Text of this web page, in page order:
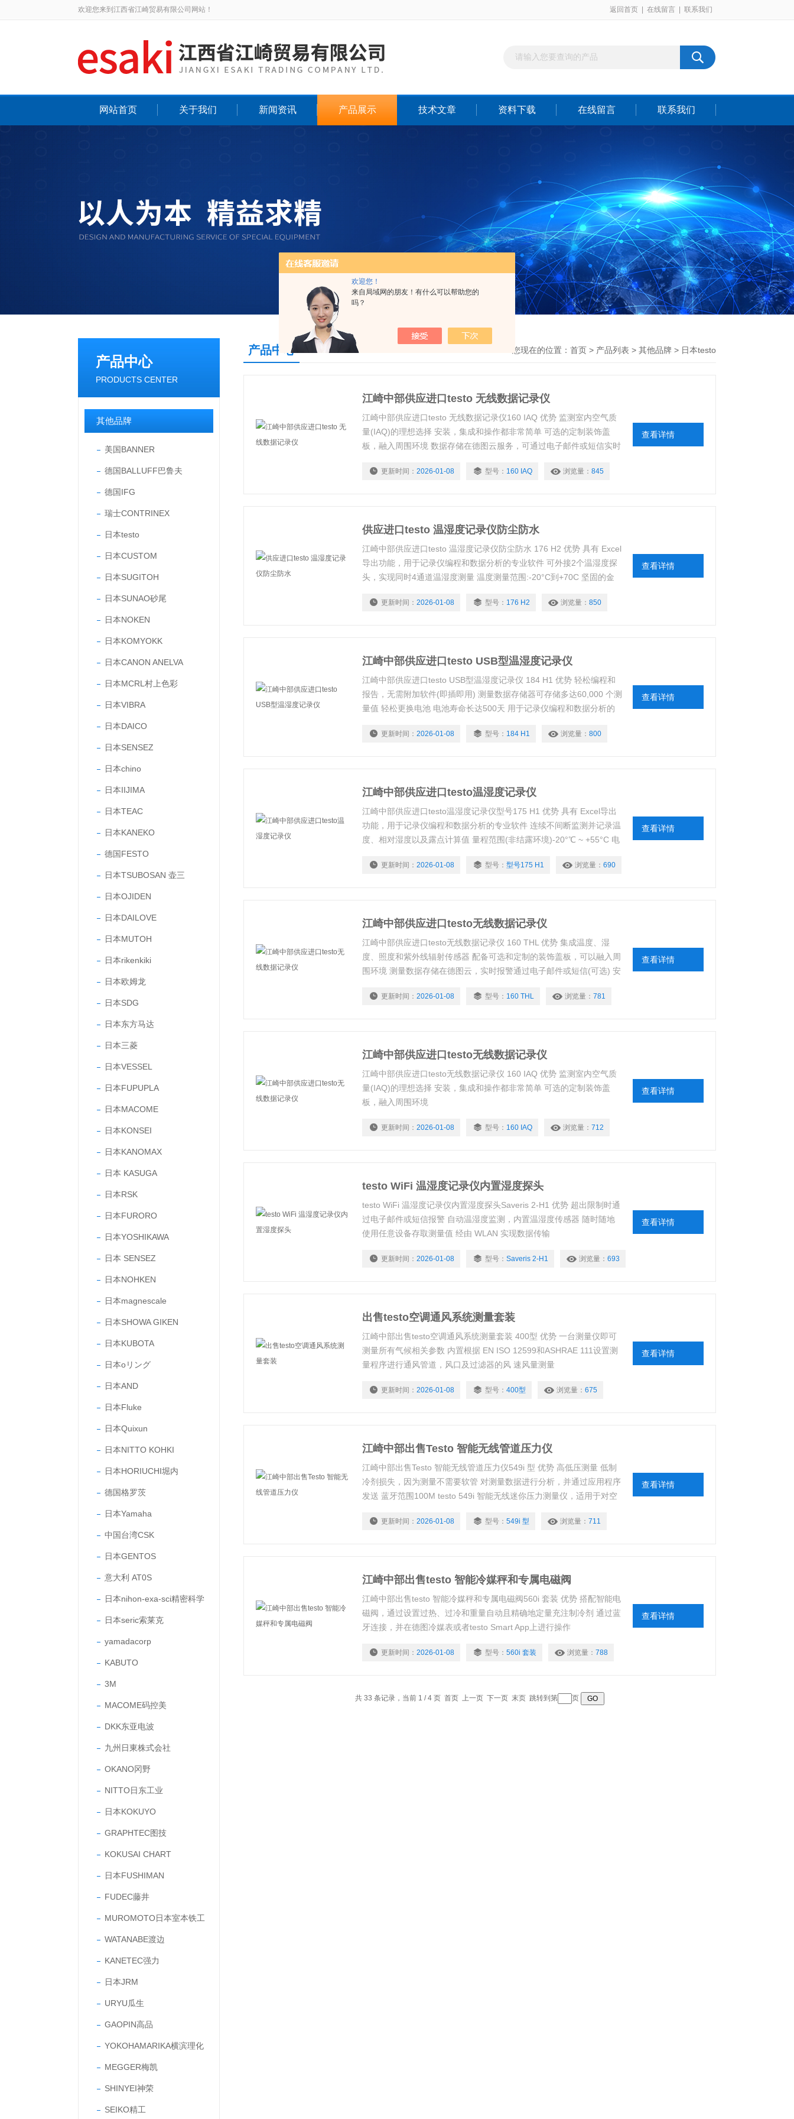
欢迎您！
来自局域网的朋友！有什么可以帮助您的
吗？
欢迎您来到江西省江崎贸易有限公司网站！ 返回首页 在线留言 联系我们
网站首页 关于我们 新闻资讯 产品展示 技术文章 资料下载 在线留言 联系我们
产品中心
PRODUCTS CENTER
其他品牌
美国BANNER
德国BALLUFF巴鲁夫
德国IFG
瑞士CONTRINEX
日本testo
日本CUSTOM
日本SUGITOH
日本SUNAO砂尾
日本NOKEN
日本KOMYOKK
日本CANON ANELVA
日本MCRL村上色彩
日本VIBRA
日本DAICO
日本SENSEZ
日本chino
日本IIJIMA
日本TEAC
日本KANEKO
德国FESTO
日本TSUBOSAN 壶三
日本OJIDEN
日本DAILOVE
日本MUTOH
日本rikenkiki
日本欧姆龙
日本SDG
日本东方马达
日本三菱
日本VESSEL
日本FUPUPLA
日本MACOME
日本KONSEI
日本KANOMAX
日本 KASUGA
日本RSK
日本FURORO
日本YOSHIKAWA
日本 SENSEZ
日本NOHKEN
日本magnescale
日本SHOWA GIKEN
日本KUBOTA
日本oリング
日本AND
日本Fluke
日本Quixun
日本NITTO KOHKI
日本HORIUCHI堀内
德国格罗茨
日本Yamaha
中国台湾CSK
日本GENTOS
意大利 AT0S
日本nihon-exa-sci精密科学
日本seric索莱克
yamadacorp
KABUTO
3M
MACOME码控美
DKK东亚电波
九州日東株式会社
OKANO冈野
NITTO日东工业
日本KOKUYO
GRAPHTEC图技
KOKUSAI CHART
日本FUSHIMAN
FUDEC藤井
MUROMOTO日本室本铁工
WATANABE渡边
KANETEC强力
日本JRM
URYU瓜生
GAOPIN高品
YOKOHAMARIKA横滨理化
MEGGER梅凯
SHINYEI神荣
SEIKO精工
产品中心 您现在的位置： 首页 > 产品列表 > 其他品牌 > 日本testo
江崎中部供应进口testo 无线数据记录仪
江崎中部供应进口testo 无线数据记录仪160 IAQ 优势 监测室内空气质
量(IAQ)的理想选择 安装，集成和操作都非常简单 可选的定制装饰盖
板，融入周围环境 数据存储在德图云服务，可通过电子邮件或短信实时
更新时间： 2026-01-08 型号： 160 IAQ 浏览量： 845
查看详情
供应进口testo 温湿度记录仪防尘防水
江崎中部供应进口testo 温湿度记录仪防尘防水 176 H2 优势 具有 Excel
导出功能，用于记录仪编程和数据分析的专业软件 可外接2个温湿度探
头，实现同时4通道温湿度测量 温度测量范围:-20°C到+70C 坚固的金
份测量数据 超出限制时相应显示
更新时间： 2026-01-08 型号： 176 H2 浏览量： 850
查看详情
江崎中部供应进口testo USB型温湿度记录仪
江崎中部供应进口testo USB型温湿度记录仪 184 H1 优势 轻松编程和
报告，无需附加软件(即插即用) 测量数据存储器可存储多达60,000 个测
量值 轻松更换电池 电池寿命长达500天 用于记录仪编程和数据分析的
更新时间： 2026-01-08 型号： 184 H1 浏览量： 800
查看详情
江崎中部供应进口testo温湿度记录仪
江崎中部供应进口testo温湿度记录仪型号175 H1 优势 具有 Excel导出
功能，用于记录仪编程和数据分析的专业软件 连续不间断监测并记录温
度、相对湿度以及露点计算值 量程范围(非结露环境)-20°℃ ~ +55°C 电
更新时间： 2026-01-08 型号： 型号175 H1 浏览量： 690
查看详情
江崎中部供应进口testo无线数据记录仪
江崎中部供应进口testo无线数据记录仪 160 THL 优势 集成温度、湿
度、照度和紫外线辐射传感器 配备可选和定制的装饰盖板，可以融入周
围环境 测量数据存储在德图云，实时报警通过电子邮件或短信(可选) 安
更新时间： 2026-01-08 型号： 160 THL 浏览量： 781
查看详情
江崎中部供应进口testo无线数据记录仪
江崎中部供应进口testo无线数据记录仪 160 IAQ 优势 监测室内空气质
量(IAQ)的理想选择 安装，集成和操作都非常简单 可选的定制装饰盖
板，融入周围环境
更新时间： 2026-01-08 型号： 160 IAQ 浏览量： 712
查看详情
testo WiFi 温湿度记录仪内置湿度探头
testo WiFi 温湿度记录仪内置湿度探头Saveris 2-H1 优势 超出限制时通
过电子邮件或短信报警 自动温湿度监测，内置温湿度传感器 随时随地
使用任意设备存取测量值 经由 WLAN 实现数据传输
更新时间： 2026-01-08 型号： Saveris 2-H1 浏览量： 693
查看详情
出售testo空调通风系统测量套装
江崎中部出售testo空调通风系统测量套装 400型 优势 一台测量仪即可
测量所有气候相关参数 内置根据 EN ISO 12599和ASHRAE 111设置测
量程序进行通风管道，风口及过滤器的风 速风量测量
更新时间： 2026-01-08 型号： 400型 浏览量： 675
查看详情
江崎中部出售Testo 智能无线管道压力仪
江崎中部出售Testo 智能无线管道压力仪549i 型 优势 高低压测量 低制
冷剂损失，因为测量不需要软管 对测量数据进行分析，并通过应用程序
发送 蓝牙范围100M testo 549i 智能无线迷你压力测量仪，适用于对空
或平板电脑）testo Smart APP智能应用程序还可以自动计算蒸发和冷凝
更新时间： 2026-01-08 型号： 549i 型 浏览量： 711
查看详情
江崎中部出售testo 智能冷媒秤和专属电磁阀
江崎中部出售testo 智能冷媒秤和专属电磁阀560i 套装 优势 搭配智能电
磁阀，通过设置过热、过冷和重量自动且精确地定量充注制冷剂 通过蓝
牙连接，并在德图冷媒表或者testo Smart App上进行操作
更新时间： 2026-01-08 型号： 560i 套装 浏览量： 788
查看详情
共 33 条记录，当前 1 / 4 页 首页 上一页 下一页 末页 跳转到第 页